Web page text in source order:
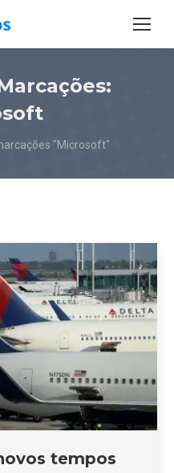
"Microsoft"
tempos